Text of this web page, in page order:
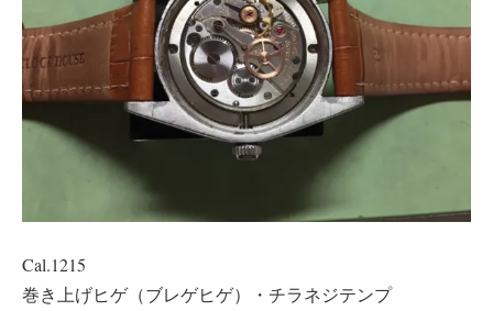
Cal.1215
巻き上げヒゲ（ブレゲヒゲ）・チラネジテンプ